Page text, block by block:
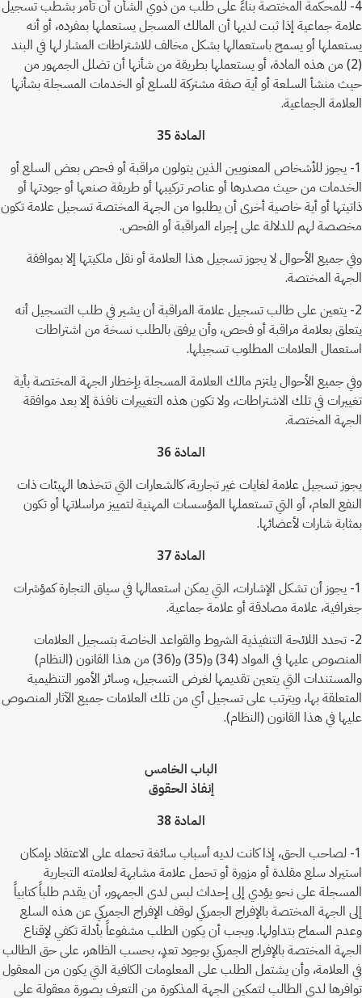
4- للمحكمة المختصة بناءً على طلب من ذوي الشأن أن تأمر بشطب تسجيل
علامة جماعية إذا ثبت لديها أن المالك المسجل يستعملها بمفرده، أو أنه
يستعملها أو يسمح باستعمالها بشكل مخالف للاشتراطات المشار لها في البند
(2) من هذه المادة، أو يستعملها بطريقة من شأنها أن تضلل الجمهور من
حيث منشأ السلعة أو أية صفة مشتركة للسلع أو الخدمات المسجلة بشأنها
العلامة الجماعية.
المادة 35
1- يجوز للأشخاص المعنويين الذين يتولون مراقبة أو فحص بعض السلع أو
الخدمات من حيث مصدرها أو عناصر تركيبها أو طريقة صنعها أو جودتها أو
ذاتيتها أو أية خاصية أخرى أن يطلبوا من الجهة المختصة تسجيل علامة تكون
مخصصة لهم للدلالة على إجراء المراقبة أو الفحص.
وفي جميع الأحوال لا يجوز تسجيل هذا العلامة أو نقل ملكيتها إلا بموافقة
الجهة المختصة.
2- يتعين على طالب تسجيل علامة المراقبة أن يشير في طلب التسجيل أنه
يتعلق بعلامة مراقبة أو فحص، وأن يرفق بالطلب نسخة من اشتراطات
استعمال العلامات المطلوب تسجيلها.
وفي جميع الأحوال يلتزم مالك العلامة المسجلة بإخطار الجهة المختصة بأية
تغييرات في تلك الاشتراطات، ولا تكون هذه التغييرات نافذة إلا بعد موافقة
الجهة المختصة.
المادة 36
يجوز تسجيل علامة لغايات غير تجارية، كالشعارات التي تتخذها الهيئات ذات
النفع العام، أو التي تستعملها المؤسسات المهنية لتمييز مراسلاتها أو تكون
بمثابة شارات لأعضائها.
المادة 37
1- يجوز أن تشكل الإشارات، التي يمكن استعمالها في سياق التجارة كمؤشرات
جغرافية، علامة مصادقة أو علامة جماعية.
2- تحدد اللائحة التنفيذية الشروط والقواعد الخاصة بتسجيل العلامات
المنصوص عليها في المواد (34) و(35) و(36) من هذا القانون (النظام)
والمستندات التي يتعين تقديمها لغرض التسجيل، وسائر الأمور التنظيمية
المتعلقة بها، ويترتب على تسجيل أي من تلك العلامات جميع الآثار المنصوص
عليها في هذا القانون (النظام).
الباب الخامس
إنفاذ الحقوق
المادة 38
1- لصاحب الحق، إذا كانت لديه أسباب سائغة تحمله على الاعتقاد بإمكان
استيراد سلع مقلدة أو مزورة أو تحمل علامة مشابهة لعلامته التجارية
المسجلة على نحو يؤدي إلى إحداث لبس لدى الجمهور، أن يقدم طلباً كتابياً
إلى الجهة المختصة بالإفراج الجمركي لوقف الإفراج الجمركي عن هذه السلع
وعدم السماح بتداولها. ويجب أن يكون الطلب مشفوعاً بأدلة تكفي لإقناع
الجهة المختصة بالإفراج الجمركي بوجود تعدٍ، بحسب الظاهر، على حق الطالب
في العلامة، وأن يشتمل الطلب على المعلومات الكافية التي يكون من المعقول
توافرها لدى الطالب لتمكين الجهة المذكورة من التعرف بصورة معقولة على